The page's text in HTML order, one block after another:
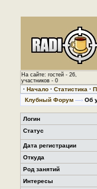
На сайте: гостей - 26,
участников - 0
· Начало · Статистика ·
Клубный Форум —› Об
Логин
Статус
Дата регистрации
Откуда
Род занятий
Интересы